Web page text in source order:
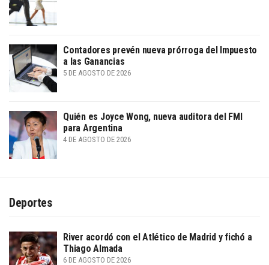
Contadores prevén nueva prórroga del Impuesto
a las Ganancias
5 DE AGOSTO DE 2026
Quién es Joyce Wong, nueva auditora del FMI
para Argentina
4 DE AGOSTO DE 2026
Deportes
River acordó con el Atlético de Madrid y fichó a
Thiago Almada
6 DE AGOSTO DE 2026